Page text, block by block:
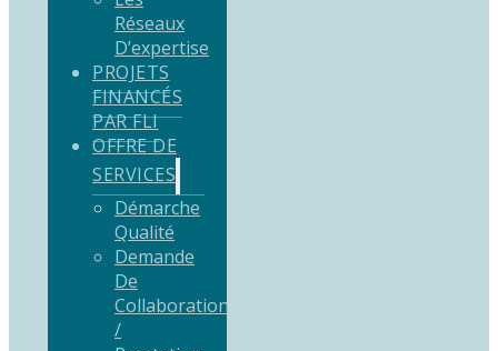
Réseaux
D’expertise
PROJETS
FINANCÉS
PAR FLI
OFFRE DE
SERVICES
Démarche
Qualité
Demande
De
Collaboration
/